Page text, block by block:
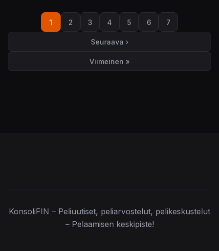
Sivutus
Sivu
1
Sivu
2
Sivu
3
Sivu
4
Sivu
5
Sivu
6
Sivu
7
Seuraava sivu
Seuraava ›
Viimeinen sivu
Viimeinen »
KonsoliFIN – Peliuutiset, peliarvostelut, pelikeskustelut
– Pelaamisen keskipiste!